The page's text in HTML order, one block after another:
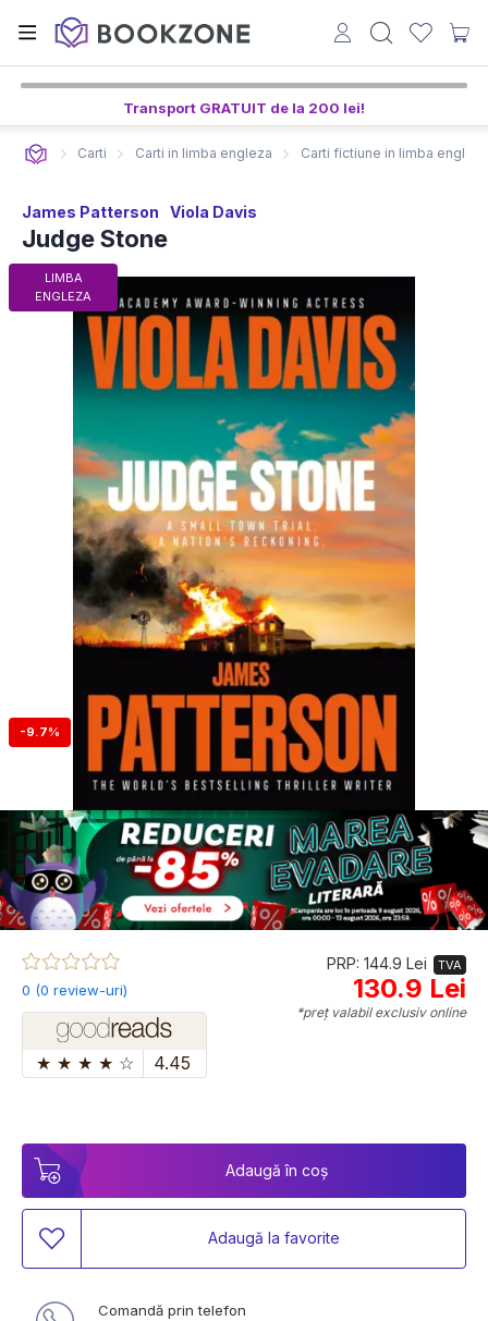
Transport GRATUIT de la 200 lei!
Carti Carti in limba engleza Carti fictiune in limba engleza
James Patterson Viola Davis
Judge Stone
LIMBA
ENGLEZA
-9.7%
0 (0 review-uri)
★ ★ ★ ★ ☆ 4.45
PRP: 144.9 Lei TVA
130.9 Lei
*preț valabil exclusiv online
Adaugă în coș
Adaugă la favorite
Comandă prin telefon